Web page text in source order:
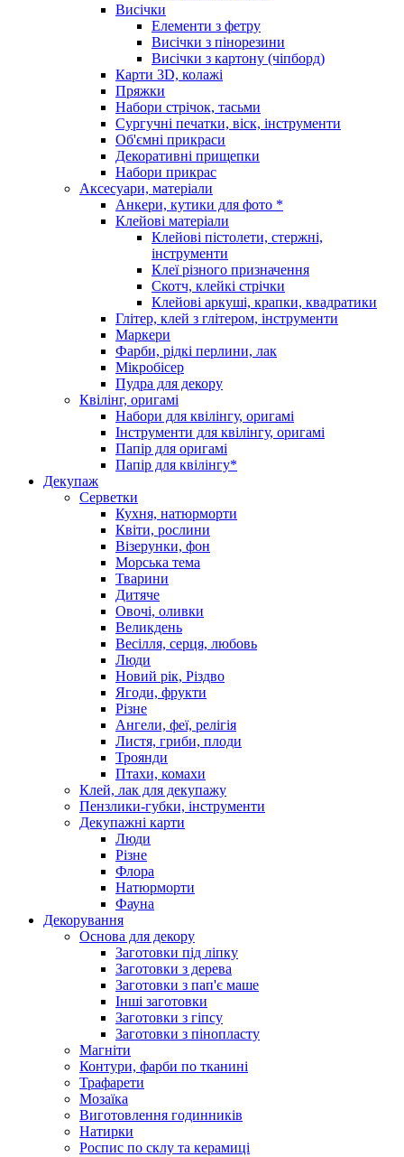
Висічки
Елементи з фетру
Висічки з пінорезини
Висічки з картону (чіпборд)
Карти 3D, колажі
Пряжки
Набори стрічок, тасьми
Сургучні печатки, віск, інструменти
Об'ємні прикраси
Декоративні прищепки
Набори прикрас
Аксесуари, матеріали
Анкери, кутики для фото *
Клейові матеріали
Клейові пістолети, стержні,
інструменти
Клеї різного призначення
Скотч, клейкі стрічки
Клейові аркуші, крапки, квадратики
Глітер, клей з глітером, інструменти
Маркери
Фарби, рідкі перлини, лак
Мікробісер
Пудра для декору
Квілінг, оригамі
Набори для квілінгу, оригамі
Інструменти для квілінгу, оригамі
Папір для оригамі
Папір для квілінгу*
Декупаж
Серветки
Кухня, натюрморти
Квіти, рослини
Візерунки, фон
Морська тема
Тварини
Дитяче
Овочі, оливки
Великдень
Весілля, серця, любовь
Люди
Новий рік, Різдво
Ягоди, фрукти
Різне
Ангели, феї, релігія
Листя, гриби, плоди
Троянди
Птахи, комахи
Клей, лак для декупажу
Пензлики-губки, інструменти
Декупажні карти
Люди
Різне
Флора
Натюрморти
Фауна
Декорування
Основа для декору
Заготовки під ліпку
Заготовки з дерева
Заготовки з пап'є маше
Інші заготовки
Заготовки з гіпсу
Заготовки з пінопласту
Магніти
Контури, фарби по тканині
Трафарети
Мозаїка
Виготовлення годинників
Натирки
Роспис по склу та керамиці